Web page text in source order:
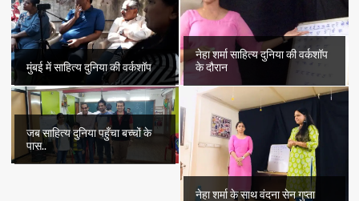
मुंबई में साहित्य दुनिया की वर्कशॉप
नेहा शर्मा साहित्य दुनिया की वर्कशॉप
के दौरान
जब साहित्य दुनिया पहुँचा बच्चों के
पास..
नेहा शर्मा के साथ वंदना सेन गुप्ता